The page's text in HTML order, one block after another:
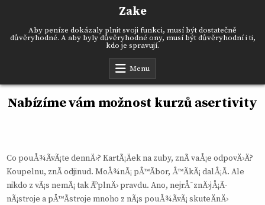
Zake
Aby peníze dokázaly plnit svoji funkci, musí být dostatečně
důvěryhodné. A aby byly důvěryhodné ony, musí být důvěryhodní i ti,
kdo je spravují.
Menu
Nabízíme vám možnost kurzů asertivity
Co pouÅ¾Ã­vÃ¡te dennÄ›? KartÃ¡Äek na zuby, znÃ­ vaÅ¡e odpovÄ›Ä?
Koupelnu, znÃ­ odjinud. MoÅ¾nÃ¡ pÅ™Ã­bor, Å™Ã­kÃ¡ dalÅ¡Ã­. Ale
nikdo z vÃ¡s nemÃ¡ tak ÃºplnÄ› pravdu. Ano, nejrÅ¯znÄ›jÅ¡Ã­
nÃ¡stroje a pÅ™Ã­stroje mnoho z nÃ¡s pouÅ¾Ã­vÃ¡ skuteÄnÄ›